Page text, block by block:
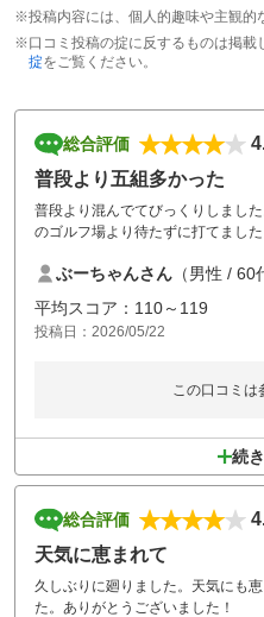
※投稿内容には、個人的趣味や主観的
※口コミ投稿の掟に反するものは掲載
掟をご覧ください。
総合評価
普段より五組多かった
普段より混んでてびっくりしまし
のゴルフ場より待たずに打てました
ぶーちゃんさん （男性 / 60
平均スコア：110～119
投稿日：2026/05/22
この口コミは
続
総合評価
天気に恵まれて
久しぶりに廻りました。天気にも
た。ありがとうございました！